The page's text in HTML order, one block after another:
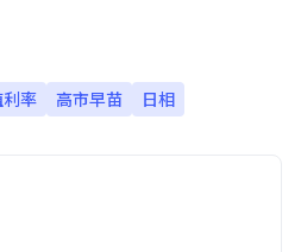
率 高市早苗 日相